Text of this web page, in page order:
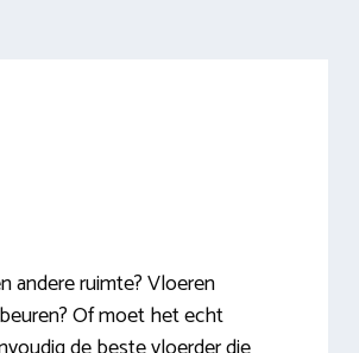
andere ruimte? Vloeren
Of moet het echt